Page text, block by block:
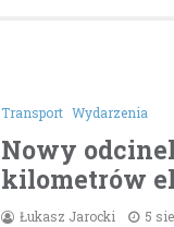
Transport Wydarzenia
Nowy
kilometrów
Łukasz Jarocki 5